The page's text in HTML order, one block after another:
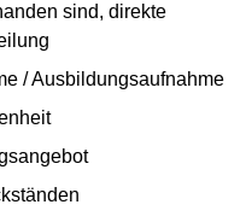
sind, direkte
/ Ausbildungsaufnahme